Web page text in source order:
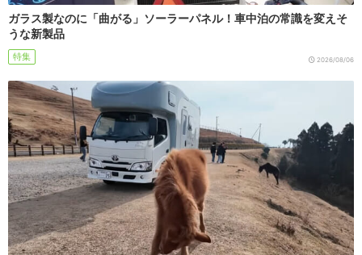
ガラス製なのに「曲がる」ソーラーパネル！車中泊の常識を変えそ
うな新製品
特集 2026/08/06